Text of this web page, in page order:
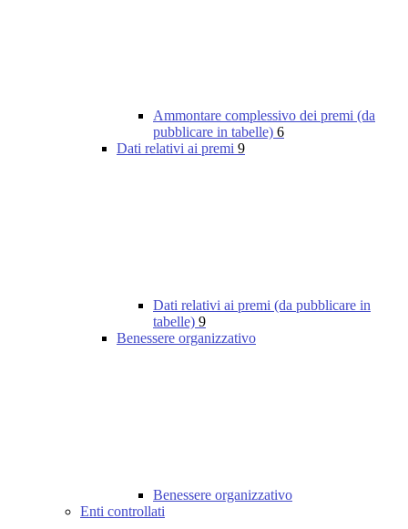
Ammontare complessivo dei premi (da
pubblicare in tabelle) 6
Dati relativi ai premi 9
Dati relativi ai premi (da pubblicare in
tabelle) 9
Benessere organizzativo
Benessere organizzativo
Enti controllati